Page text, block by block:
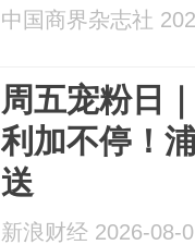
中国商界杂志社
周五宠粉日
利加不停！
送
新浪财经 2026-08-